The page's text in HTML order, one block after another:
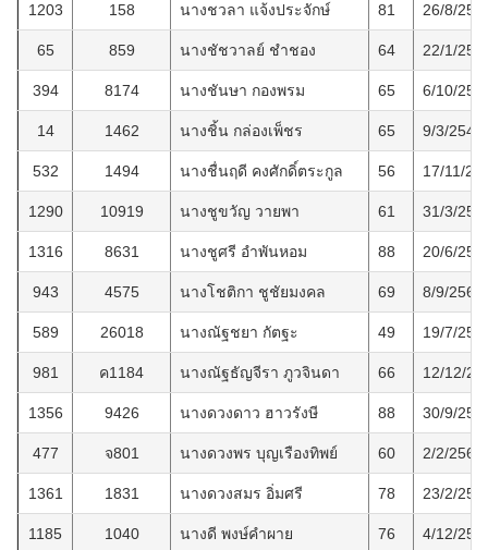
1203 158 นางชวลา แจ้งประจักษ์ 81 26/8/
65 859 นางชัชวาลย์ ชำชอง 64 22/1/
394 8174 นางชันษา กองพรม 65 6/10/
14 1462 นางชิ้น กล่องเพ็ชร 65 9/3/2547
532 1494 นางชื่นฤดี คงศักดิ์ตระกูล 56 17/11/
1290 10919 นางชูขวัญ วายพา 61 31/3/
1316 8631 นางชูศรี อำพันหอม 88 20/6/
943 4575 นางโชติกา ชูชัยมงคล 69 8/9/2565
589 26018 นางณัฐชยา กัตฐะ 49 19/7/
981 ค1184 นางณัฐธัญจีรา ภูวจินดา 66 12/12/
1356 9426 นางดวงดาว ฮาวรังษี 88 30/9/
477 จ801 นางดวงพร บุญเรืองทิพย์ 60 2/2/2561
1361 1831 นางดวงสมร อิ่มศรี 78 23/2/
1185 1040 นางดี พงษ์คำผาย 76 4/12/